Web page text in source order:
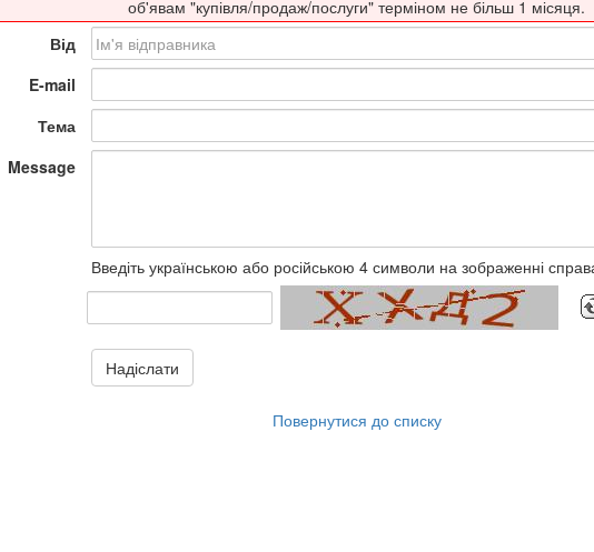
об'явам "купівля/продаж/послуги" терміном не більш 1 місяця.
Від
E-mail
Тема
Message
Введіть українською або російською 4 символи на зображенні
Надіслати
Повернутися до списку